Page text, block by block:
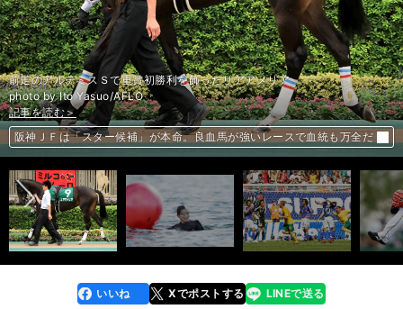
記事を読む＞
稲本潤一が語るドイツＷ杯。初戦のオーストラリア戦で裏目に出たこと
記事を読む＞
栗山監督が明かす吉田輝星育成法。「ヒントはオリックスの山本由伸」
記事を読む＞
横浜Ｆ・マリノス躍進の要因を分析すると川崎が優勝を逃した理由もわか
る
前走のアルテミスＳで重賞初勝利を飾ったリアアメリア
photo by Ito Yasuo/AFLO
記事を読む＞
阪神ＪＦは「スター候補」が本命。良血馬が強いレースで血統も万全だ
記事を読む＞
傳谷英里香さん、海で集団で泳ぐのは怖くない！周囲の流れを利用するべ
し前へ
faceboo
k
いいね Xでポストする
line LINEで送る